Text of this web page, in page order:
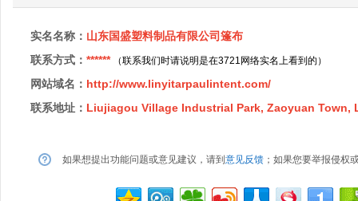
实名名称： 山东国盛塑料制品有限公司篷布
联系方式： ******（联系我们时请说明是在3721网络实名上看到的）
网站域名： http://www.linyitarpaulintent.com/
联系地址： Liujiagou Village Industrial Park, Zaoyuan
如果想提出功能问题或意见建议，请到 意见反馈 ；如果您要举报侵权